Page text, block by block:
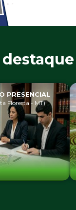
Show
Show
Floresta - MT)